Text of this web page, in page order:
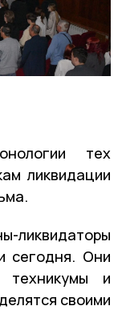
тех
ликвидации
ликвидаторы
сегодня. Они
техникумы и
своими